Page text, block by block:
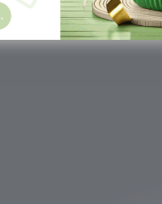
- Vie 8:00 am - 5:00 pm